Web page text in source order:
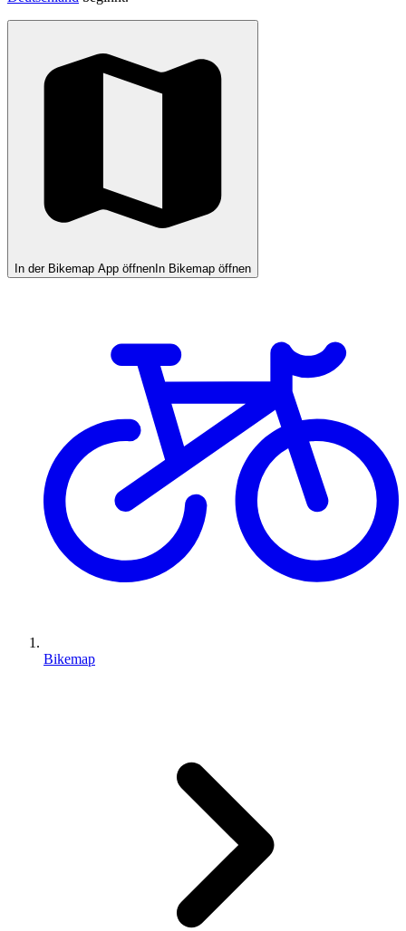
In der Bikemap App öffnen In Bikemap öffnen
Bikemap